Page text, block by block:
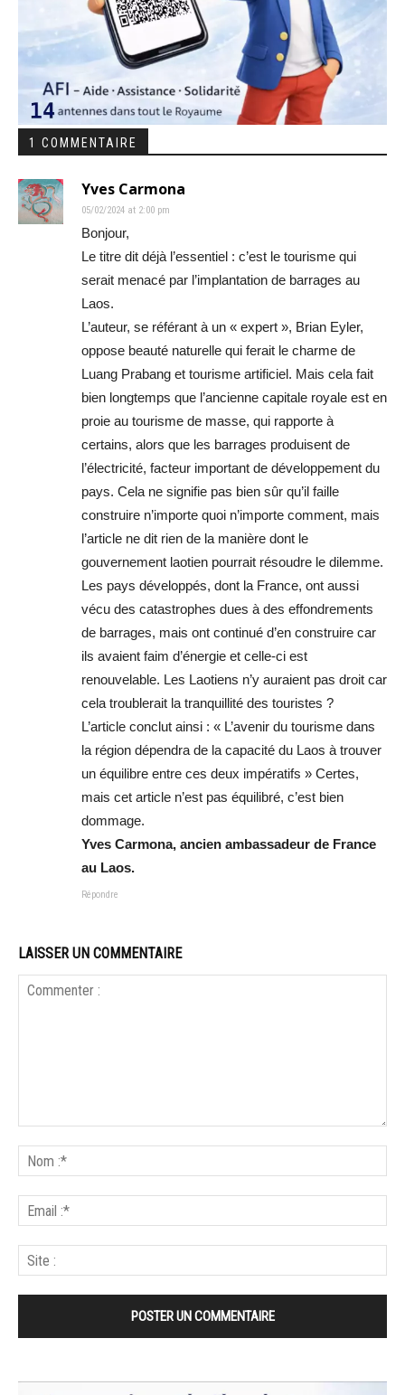
1 COMMENTAIRE
Yves Carmona
05/02/2024 at 2:00 pm
Bonjour,
Le titre dit déjà l’essentiel : c’est le tourisme qui
serait menacé par l’implantation de barrages au
Laos.
L’auteur, se référant à un « expert », Brian Eyler,
oppose beauté naturelle qui ferait le charme de
Luang Prabang et tourisme artificiel. Mais cela fait
bien longtemps que l’ancienne capitale royale est en
proie au tourisme de masse, qui rapporte à
certains, alors que les barrages produisent de
l’électricité, facteur important de développement du
pays. Cela ne signifie pas bien sûr qu’il faille
construire n’importe quoi n’importe comment, mais
l’article ne dit rien de la manière dont le
gouvernement laotien pourrait résoudre le dilemme.
Les pays développés, dont la France, ont aussi
vécu des catastrophes dues à des effondrements
de barrages, mais ont continué d’en construire car
ils avaient faim d’énergie et celle-ci est
renouvelable. Les Laotiens n’y auraient pas droit car
cela troublerait la tranquillité des touristes ?
L’article conclut ainsi : « L’avenir du tourisme dans
la région dépendra de la capacité du Laos à trouver
un équilibre entre ces deux impératifs » Certes,
mais cet article n’est pas équilibré, c’est bien
dommage.
Yves Carmona, ancien ambassadeur de France
au Laos.
Répondre
LAISSER UN COMMENTAIRE